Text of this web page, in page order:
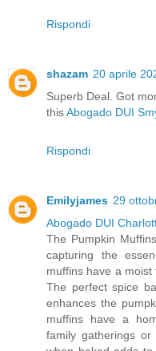
Rispondi
shazam 20 aprile
Superb Deal. Got
thisAbogado DUI
Rispondi
Emilyjames 29
Abogado DUI
The Pumpkin
capturing the
muffins have a moist
The perfect spice
enhances the
muffins have a
family gatherings